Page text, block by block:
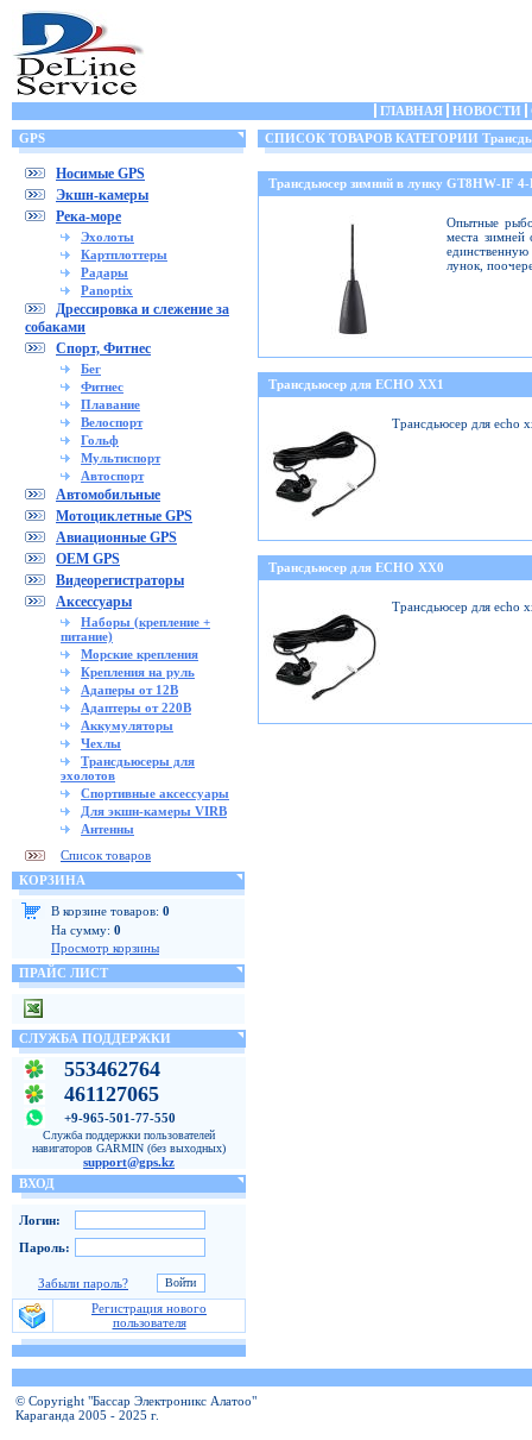
ГЛАВНАЯ НОВОСТИ
GPS
Носимые GPS
Экшн-камеры
Река-море
Эхолоты
Картплоттеры
Радары
Panoptix
Дрессировка и слежение за
собаками
Спорт, Фитнес
Бег
Фитнес
Плавание
Велоспорт
Гольф
Мультиспорт
Автоспорт
Автомобильные
Мотоциклетные GPS
Авиационные GPS
OEM GPS
Видеорегистраторы
Аксессуары
Наборы (крепление +
питание)
Морские крепления
Крепления на руль
Адаперы от 12В
Адаптеры от 220В
Аккумуляторы
Чехлы
Трансдьюсеры для
эхолотов
Спортивные аксессуары
Для экшн-камеры VIRB
Антенны
Список товаров
КОРЗИНА
В корзине товаров: 0
На сумму: 0
Просмотр корзины
ПРАЙС ЛИСТ
СЛУЖБА ПОДДЕРЖКИ
553462764
461127065
+9-965-501-77-550
Служба поддержки пользователей
навигаторов GARMIN (без выходных)
support@gps.kz
ВХОД
Логин:
Пароль:
Забыли пароль?
Регистрация нового
пользователя
СПИСОК ТОВАРОВ КАТЕГОРИИ
Трансдьюсер зимний в лунку GT8HW-IF
Опытные
места зимней
лунок,
Трансдьюсер для ECHO XX1
Трансдьюсер для echo
Трансдьюсер для ECHO XX0
Трансдьюсер для echo
© Copyright "Бассар Электроникс Алатоо"
Караганда 2005 - 2025 г.